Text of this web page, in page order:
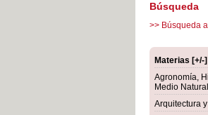
Búsqueda
>> Búsqueda
Materias [+/-]
Agronomía,
Medio Natural
Arquitectura